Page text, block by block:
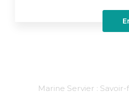
Marine Servier :